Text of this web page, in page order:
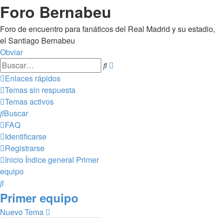
Foro Bernabeu
Foro de encuentro para fanáticos del Real Madrid y su estadio,
el Santiago Bernabeu
Obviar
Buscar
Enlaces rápidos
Temas sin respuesta
Temas activos
Buscar
FAQ
Identificarse
Registrarse
Inicio Índice general Primer
equipo
Buscar
Primer equipo
Nuevo Tema